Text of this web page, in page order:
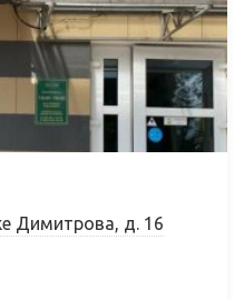
Димитрова, д. 16